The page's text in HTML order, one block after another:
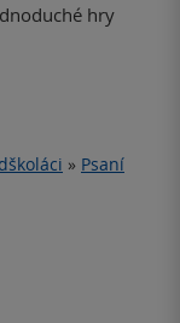
hry
» Psaní